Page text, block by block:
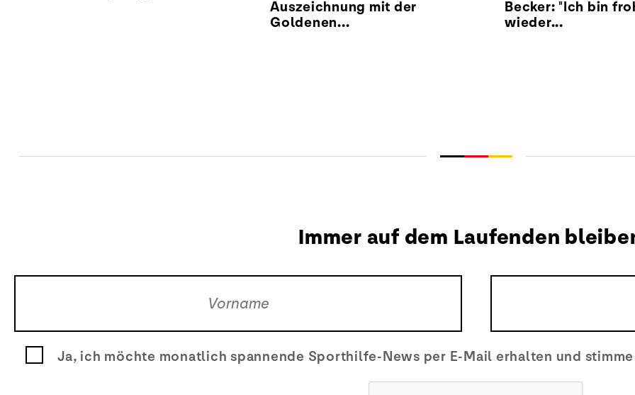
Auszeichnung mit der
Goldenen...
Becker: "Ich bin
wieder...
Immer auf dem Laufenden
Ja, ich möchte monatlich spannende Sporthilfe-News per E-Mail erhalten und